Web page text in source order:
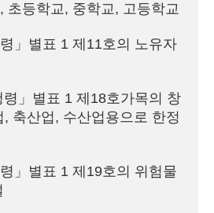
초등학교, 중학교, 고등학교
」별표 1 제11호의 노유자
」별표 1 제18호가목의 창
축산업, 수산업용으로 한정
」별표 1 제19호의 위험물